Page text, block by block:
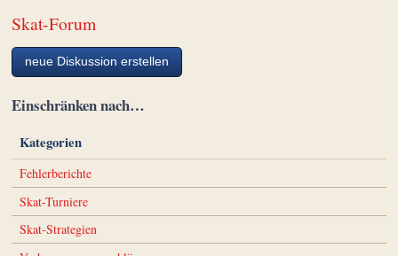
Skat-Forum
neue Diskussion erstellen
Einschränken nach…
Kategorien
Fehlerberichte
Skat-Turniere
Skat-Strategien